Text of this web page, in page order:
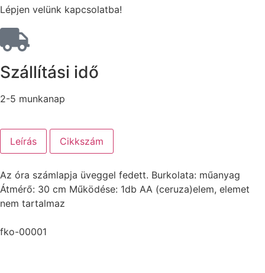
Lépjen velünk kapcsolatba!
Szállítási idő
2-5 munkanap
Leírás Cikkszám
Az óra számlapja üveggel fedett. Burkolata: műanyag
Átmérő: 30 cm Működése: 1db AA (ceruza)elem, elemet
nem tartalmaz
fko-00001